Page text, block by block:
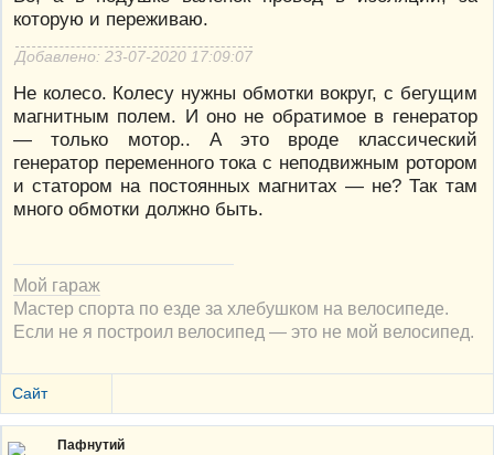
которую и переживаю.
Добавлено: 23-07-2020 17:09:07
Не колесо. Колесу нужны обмотки вокруг, с бегущим
магнитным полем. И оно не обратимое в генератор
— только мотор.. А это вроде классический
генератор переменного тока с неподвижным ротором
и статором на постоянных магнитах — не? Так там
много обмотки должно быть.
Мой гараж
Мастер спорта по езде за хлебушком на велосипеде.
Если не я построил велосипед — это не мой велосипед.
Сайт
Пафнутий